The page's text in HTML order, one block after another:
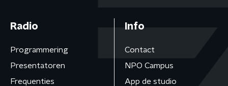
Radio
Programmering
Presentatoren
Frequenties
Info
Contact
NPO Campus
App de studio